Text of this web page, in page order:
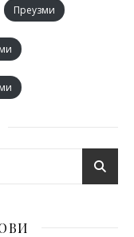
Преузми